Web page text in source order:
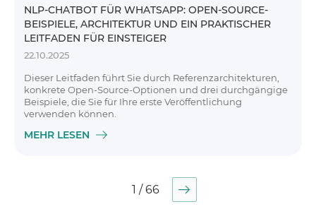
NLP-CHATBOT FÜR WHATSAPP: OPEN-SOURCE-
BEISPIELE, ARCHITEKTUR UND EIN PRAKTISCHER
LEITFADEN FÜR EINSTEIGER
22.10.2025
Dieser Leitfaden führt Sie durch Referenzarchitekturen,
konkrete Open-Source-Optionen und drei durchgängige
Beispiele, die Sie für Ihre erste Veröffentlichung
verwenden können.
MEHR LESEN
1 / 66